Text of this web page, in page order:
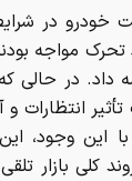
تیرماه ۱۴۰۵، قیمت
مواجه
در حالی
انتظارات
این وجود،
کلی بازار